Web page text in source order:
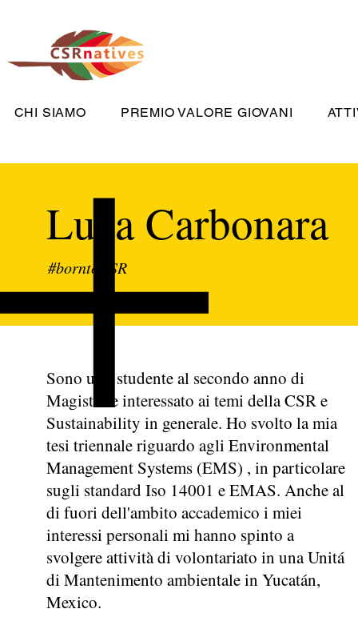
CHI SIAMO PREMIO VALORE GIOVANI
Luca Carbonara
#borntoCSR
Sono uno studente al secondo anno di
Magistrale interessato ai temi della CSR e
Sustainability in generale. Ho svolto la mia
tesi triennale riguardo agli Environmental
Management Systems (EMS) , in particolare
sugli standard Iso 14001 e EMAS. Anche al
di fuori dell'ambito accademico i miei
interessi personali mi hanno spinto a
svolgere attività di volontariato in una Unitá
di Mantenimento ambientale in Yucatán,
Mexico.